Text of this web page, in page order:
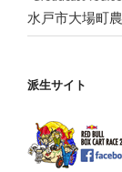
水戸市大場町
派生サイト